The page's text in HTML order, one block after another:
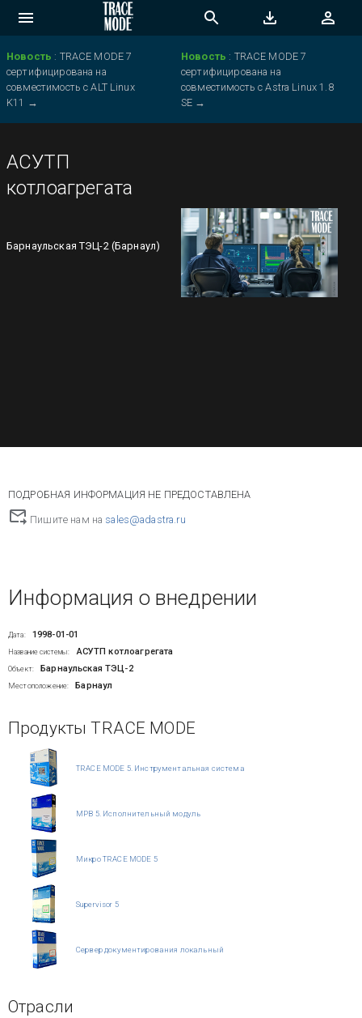
Новость : TRACE MODE 7
сертифицирована на
совместимость с ALT Linux
K11 →
Новость : TRACE MODE 7
сертифицирована на
совместимость с Astra Linux 1.8
SE →
АСУТП
котлоагрегата
Барнаульская ТЭЦ-2 (Барнаул)
ПОДРОБНАЯ ИНФОРМАЦИЯ НЕ ПРЕДОСТАВЛЕНА
Пишите нам на sales@adastra.ru
Информация о внедрении
Дата: 1998-01-01
Название системы: АСУТП котлоагрегата
Объект: Барнаульская ТЭЦ-2
Местоположение: Барнаул
Продукты TRACE MODE
TRACE MODE 5. Инструментальная система
МРВ 5. Исполнительный модуль
Микро TRACE MODE 5
Supervisor 5
Сервер документирования локальный
Отрасли